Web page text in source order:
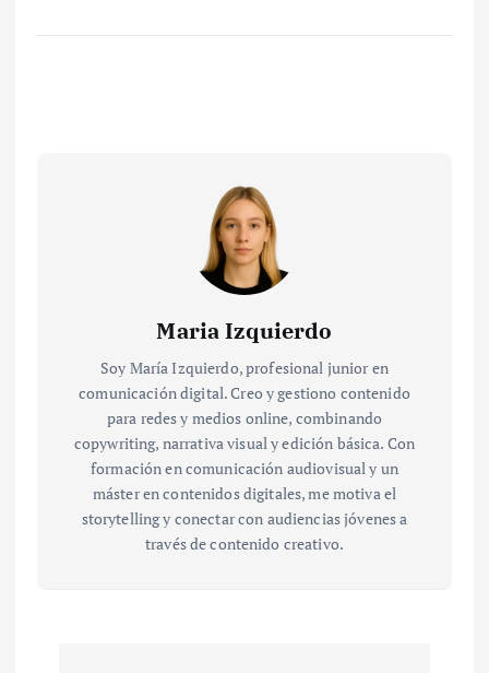
Maria Izquierdo
Soy María Izquierdo, profesional junior en
comunicación digital. Creo y gestiono contenido
para redes y medios online, combinando
copywriting, narrativa visual y edición básica. Con
formación en comunicación audiovisual y un
máster en contenidos digitales, me motiva el
storytelling y conectar con audiencias jóvenes a
través de contenido creativo.